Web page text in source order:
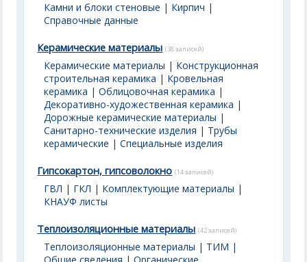
Камни и блоки стеновые | Кирпич |
Справочные данные
Керамические материалы (38 записей)
Керамические материалы | Конструкционная
строительная керамика | Кровельная
керамика |Облицовочная керамика |
Декоративно-художественная керамика |
Дорожные керамические материалы |
Санитарно-технические изделия | Трубы
керамические |Специальные изделия
Гипсокартон, гипсоволокно (14 записей)
ГВЛ | ГКЛ | Комплектующие материалы |
КНАУФ листы
Теплоизоляционные материалы (42 записей)
Теплоизоляционные материалы | ТИМ |